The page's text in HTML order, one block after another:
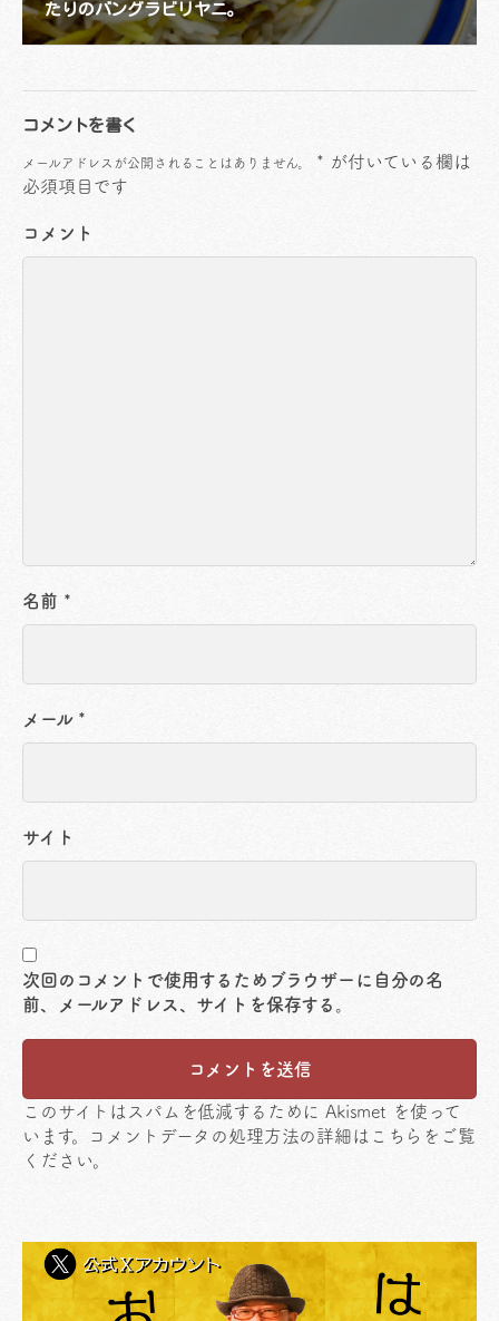
たりのバングラビリヤニ。
コメントを書く
メールアドレスが公開されることはありません。 * が付いている欄は
必須項目です
コメント
名前 *
メール *
サイト
次回のコメントで使用するためブラウザーに自分の名
前、メールアドレス、サイトを保存する。
このサイトはスパムを低減するために Akismet を使って
います。
コメントデータの処理方法の詳細はこちらをご覧
ください。